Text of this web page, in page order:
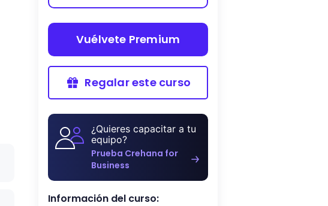
Vuélvete Premium
Regalar este curso
¿Quieres capacitar a tu
equipo?
Prueba Crehana for
Business
Información del curso: